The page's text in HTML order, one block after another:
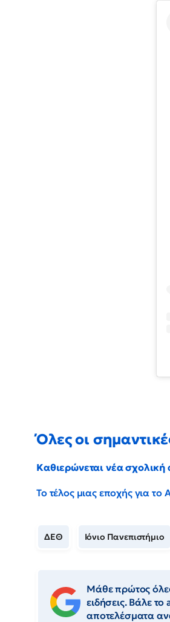
Όλες οι
Καθιερώνεται νέα
Το τέλος μιας εποχής για
ΔΕΘ Ιόνιο Πανεπιστήμιο
Μάθε πρώτος
ειδήσεις. Βάλε
αποτελέσματα